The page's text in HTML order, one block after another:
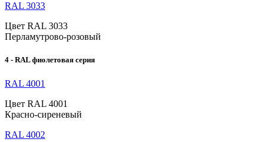
RAL 3033
Цвет RAL 3033
Перламутрово-розовый
4 - RAL фиолетовая серия
RAL 4001
Цвет RAL 4001
Красно-сиреневый
RAL 4002